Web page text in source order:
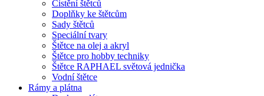
Čistění štětců
Doplňky ke štětcům
Sady štětců
Speciální tvary
Štětce na olej a akryl
Štětce pro hobby techniky
Štětce RAPHAEL světová jednička
Vodní štětce
Rámy a plátna